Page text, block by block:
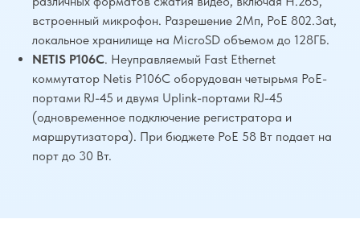
встроенный микрофон. Разрешение 2Мп, PoE 802.3at,
локальное хранилище на MicroSD объемом до 128ГБ.
NETIS P106C. Неуправляемый Fast Ethernet
коммутатор Netis P106C оборудован четырьмя PoE-
портами RJ-45 и двумя Uplink-портами RJ-45
(одновременное подключение регистратора и
маршрутизатора). При бюджете PoE 58 Вт подает на
порт до 30 Вт.